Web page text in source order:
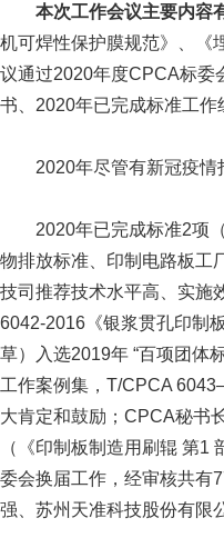
本次工作会议主要内容
机可焊性保护膜规范》、《
议通过2020年度CPCA标委
书、2020年已完成标准工
2020年尽管有新冠疫情打
2020年已完成标准2项（
物排放标准、印制电路板工
技司推荐技术水平高、实施
6042-2016《银浆贯孔印制
草）入选2019年 “百项团体
工作案例集，T/CPCA
大肯定和鼓励；CPCA秘书
（《印制板制造用刷辊 第
委会换届工作，经审核共有
强、苏州天准科技股份有限